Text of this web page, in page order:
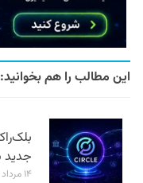
این مطالب را هم بخوانید:
جدید
۱۴ مرداد ۱۴۰۵